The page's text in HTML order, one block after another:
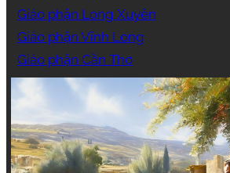
Giáo phận Long Xuyên
Giáo phận Vĩnh Long
Giáo phận Cần Thơ